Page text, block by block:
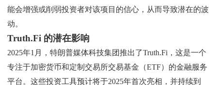
能会增强或削弱投资者对该项目的信心，从而导致潜在的波
动。
Truth.Fi 的潜在影响
2025年1月，特朗普媒体科技集团推出了Truth.Fi，这是一个
专注于加密货币和定制交易所交易基金（ETF）的金融服务
平台。这些投资工具预计将于2025年首次亮相，并持续到